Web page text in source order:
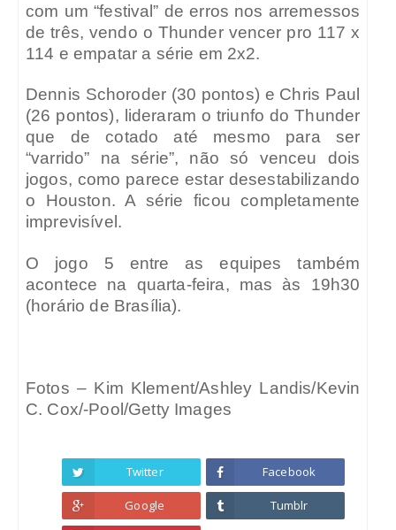
com um “festival” de erros nos arremessos
de três, vendo o Thunder vencer pro 117 x
114 e empatar a série em 2x2.
Dennis Schoroder (30 pontos) e Chris Paul
(26 pontos), lideraram o triunfo do Thunder
que de cotado até mesmo para ser
“varrido” na série”, não só venceu dois
jogos, como parece estar desestabilizando
o Houston. A série ficou completamente
imprevisível.
O jogo 5 entre as equipes também
acontece na quarta-feira, mas às 19h30
(horário de Brasília).
Fotos – Kim Klement/Ashley Landis/Kevin
C. Cox/-Pool/Getty Images
Twitter Facebook
Google Tumblr